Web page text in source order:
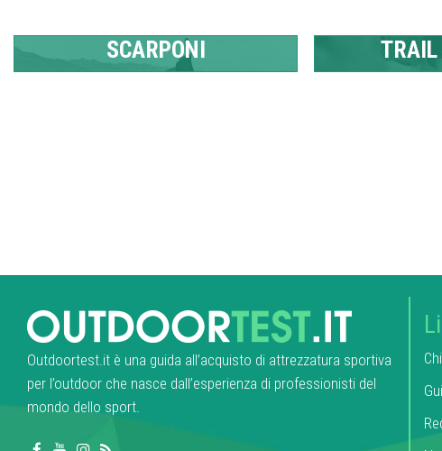
SCARPONI TRAIL
Outdoortest.it è una guida all’acquisto di attrezzatura sportiva
per l’outdoor che nasce dall’esperienza di professionisti del
mondo dello sport.